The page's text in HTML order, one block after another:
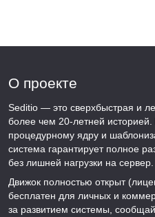
О проекте
Seditio — это сверхбыстрая и
более чем 20-летней историей.
процедурному ядру и
система гарантирует полное
без лишней нагрузки на сервер.
Движок полностью открыт
бесплатен для личных и
за развитием системы,